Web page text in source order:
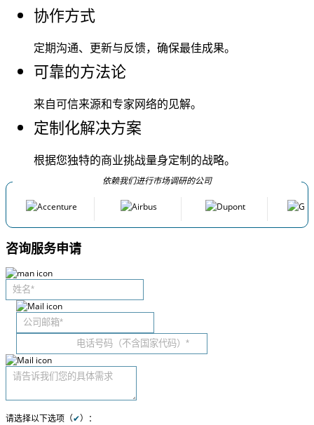
协作方式
定期沟通、更新与反馈，确保最佳成果。
可靠的方法论
来自可信来源和专家网络的见解。
定制化解决方案
根据您独特的商业挑战量身定制的战略。
依赖我们进行市场调研的公司
咨询服务申请
请选择以下选项（✔）：